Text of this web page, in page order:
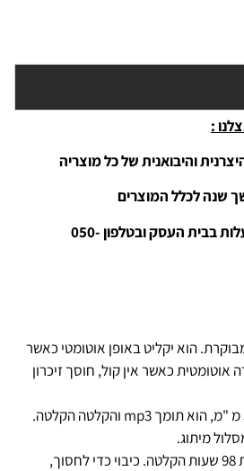
:
והיבואנית של כל מוצריה
שנה לכלל המוצרים
-יעוץ ותמיכה ללא עלות בבית העסק ובטלפון 050-
הוא יקליט באופן אוטומטי כאשר
אוטומטית כאשר אין קול, חוסך זיכרון
עם אוזניות קווית 3.5 מ "מ, הוא תומך mp3 והקלטה הקלטה.
מיתוג.
קיבולת 8Gb מספקת 98 שעות הקלטה. כיבוי כדי לחסוך,